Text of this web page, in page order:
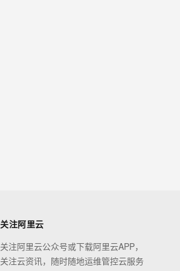
关注阿里云
关注阿里云公众号或下载阿里云APP，
关注云资讯，随时随地运维管控云服务